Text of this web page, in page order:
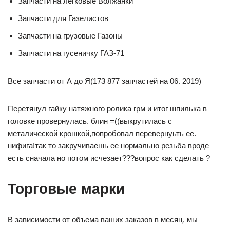
Запчасти для Газелистов
Запчасти на грузовые Газоны
Запчасти на гусеничку ГАЗ-71
Все запчасти от А до Я(173 877 запчастей на 06. 2019)
Перетянул гайку натяжного ролика грм и итог шпилька в
головке провернулась. блин =((выкрутилась с
металической крошкой,попробовал перевернуьть ее.
нифига!так то закручиваешь ее нормально резьба вроде
есть сначала но потом исчезает???вопрос как сделать ?
Торговые марки
В зависимости от объема ваших заказов в месяц, мы